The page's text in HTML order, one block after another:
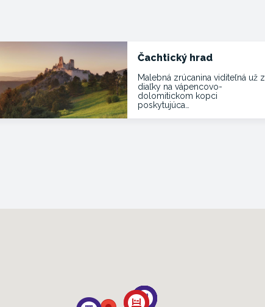
Čachtický hrad
Malebná zrúcanina viditeľná už z
diaľky na vápencovo-
dolomitickom kopci
poskytujúca…